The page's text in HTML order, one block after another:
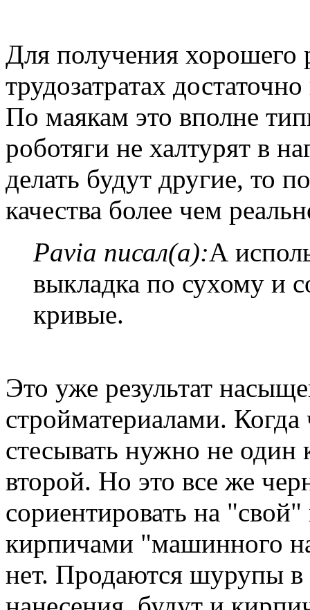
Для получения хорошего
трудозатратах
По маякам это вполне
роботяги не халтурят в
делать будут другие, то
качества более чем
Pavia писал(а):А
выкладка по сухому и
кривые.
Это уже результат
стройматериалами.
стесывать нужно не один
второй. Но это все же
сориентировать на
кирпичами "машинного
нет. Продаются шурупы